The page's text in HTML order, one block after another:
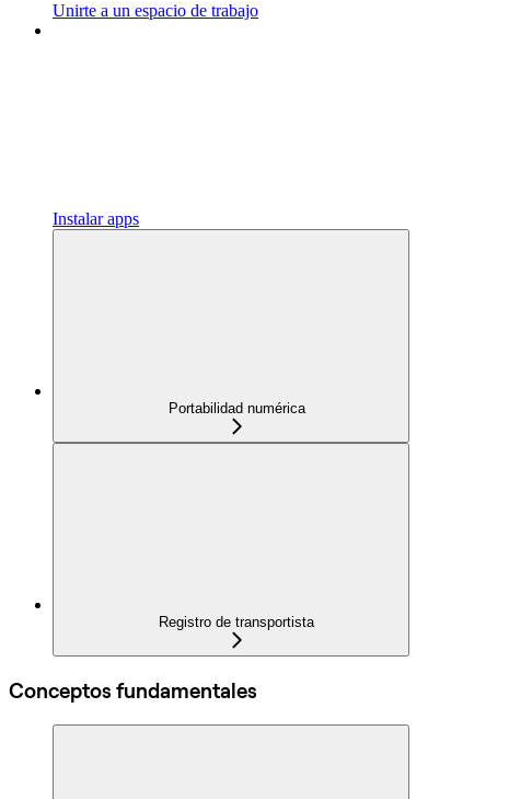
Unirte a un espacio de trabajo
Instalar apps
Portabilidad numérica
Registro de transportista
Conceptos fundamentales